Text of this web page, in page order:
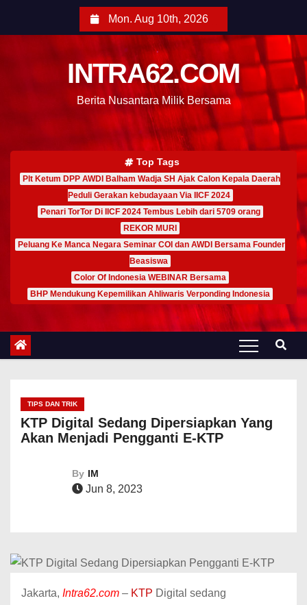
Mon. Aug 10th, 2026
INTRA62.COM
Berita Nusantara Milik Bersama
Top Tags
Plt Ketum DPP AWDI Balham Wadja SH Ajak Calon Kepala Daerah
Peduli Gerakan kebudayaan Via IICF 2024
Penari TorTor Di IICF 2024 Tembus Lebih dari 5709 orang
REKOR MURI
Peluang Ke Manca Negara Seminar COI dan AWDI Bersama Founder
Beasiswa
Color Of Indonesia WEBINAR Bersama
BHP Mendukung Kepemilikan Ahliwaris Verponding Indonesia
TIPS DAN TRIK
KTP Digital Sedang Dipersiapkan Yang
Akan Menjadi Pengganti E-KTP
By IM
Jun 8, 2023
Jakarta, Intra62.com – KTP Digital sedang